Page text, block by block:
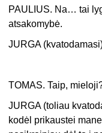
PAULIUS. Na… tai
atsakomybė.
JURGA
TOMAS. Taip,
JURGA (toliau
kodėl prikaustei